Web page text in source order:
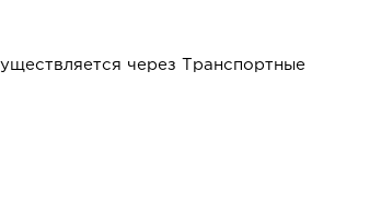
через Транспортные